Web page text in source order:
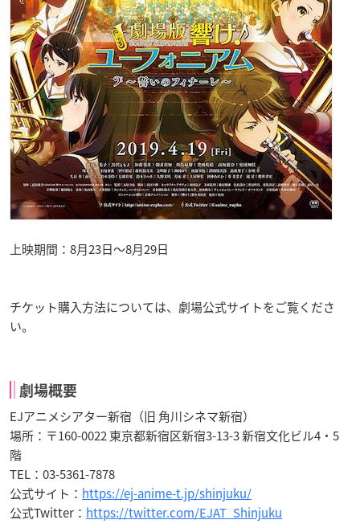
上映期間：8月23日〜8月29日
チケット購入方法については、劇場公式サイトをご覧くださ
い。
劇場概要
EJアニメシアター新宿（旧 角川シネマ新宿）
場所：〒160-0022 東京都新宿区新宿3-13-3 新宿文化ビル4・5
階
TEL：03-5361-7878
公式サイト： https://ej-anime-t.jp/shinjuku/
公式Twitter： https://twitter.com/EJAT_Shinjuku